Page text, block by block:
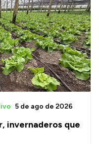
invernaderos que
5 de ago de 2026